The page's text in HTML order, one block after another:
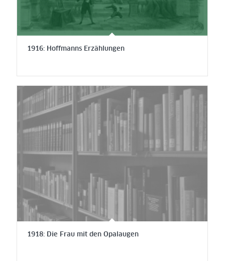
1916: Hoffmanns Erzählungen
1918: Die Frau mit den Opalaugen